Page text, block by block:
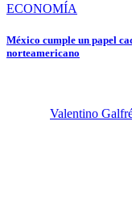
ECONOMÍA
México cumple un papel
norteamericano
Valentino